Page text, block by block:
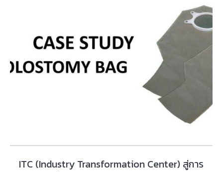
ITC (Industry Transformation Center) สู่การ